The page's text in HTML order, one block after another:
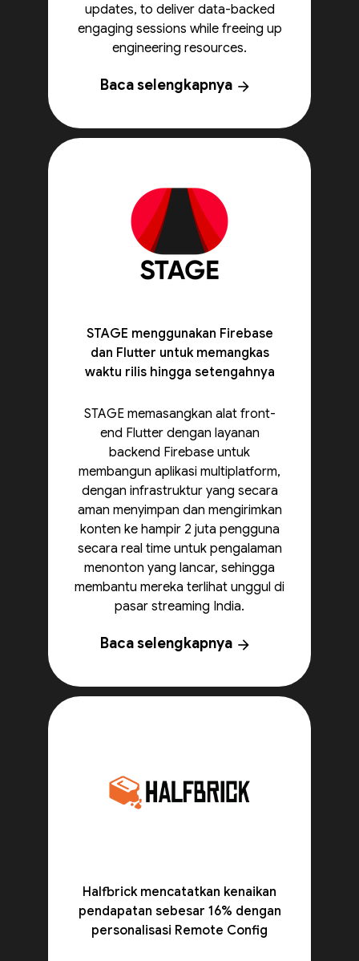
updates, to deliver data-backed
engaging sessions while freeing up
engineering resources.
Baca selengkapnya arrow_forward
STAGE menggunakan Firebase
dan Flutter untuk memangkas
waktu rilis hingga setengahnya
STAGE memasangkan alat front-
end Flutter dengan layanan
backend Firebase untuk
membangun aplikasi multiplatform,
dengan infrastruktur yang secara
aman menyimpan dan mengirimkan
konten ke hampir 2 juta pengguna
secara real time untuk pengalaman
menonton yang lancar, sehingga
membantu mereka terlihat unggul di
pasar streaming India.
Baca selengkapnya arrow_forward
Halfbrick mencatatkan kenaikan
pendapatan sebesar 16% dengan
personalisasi Remote Config